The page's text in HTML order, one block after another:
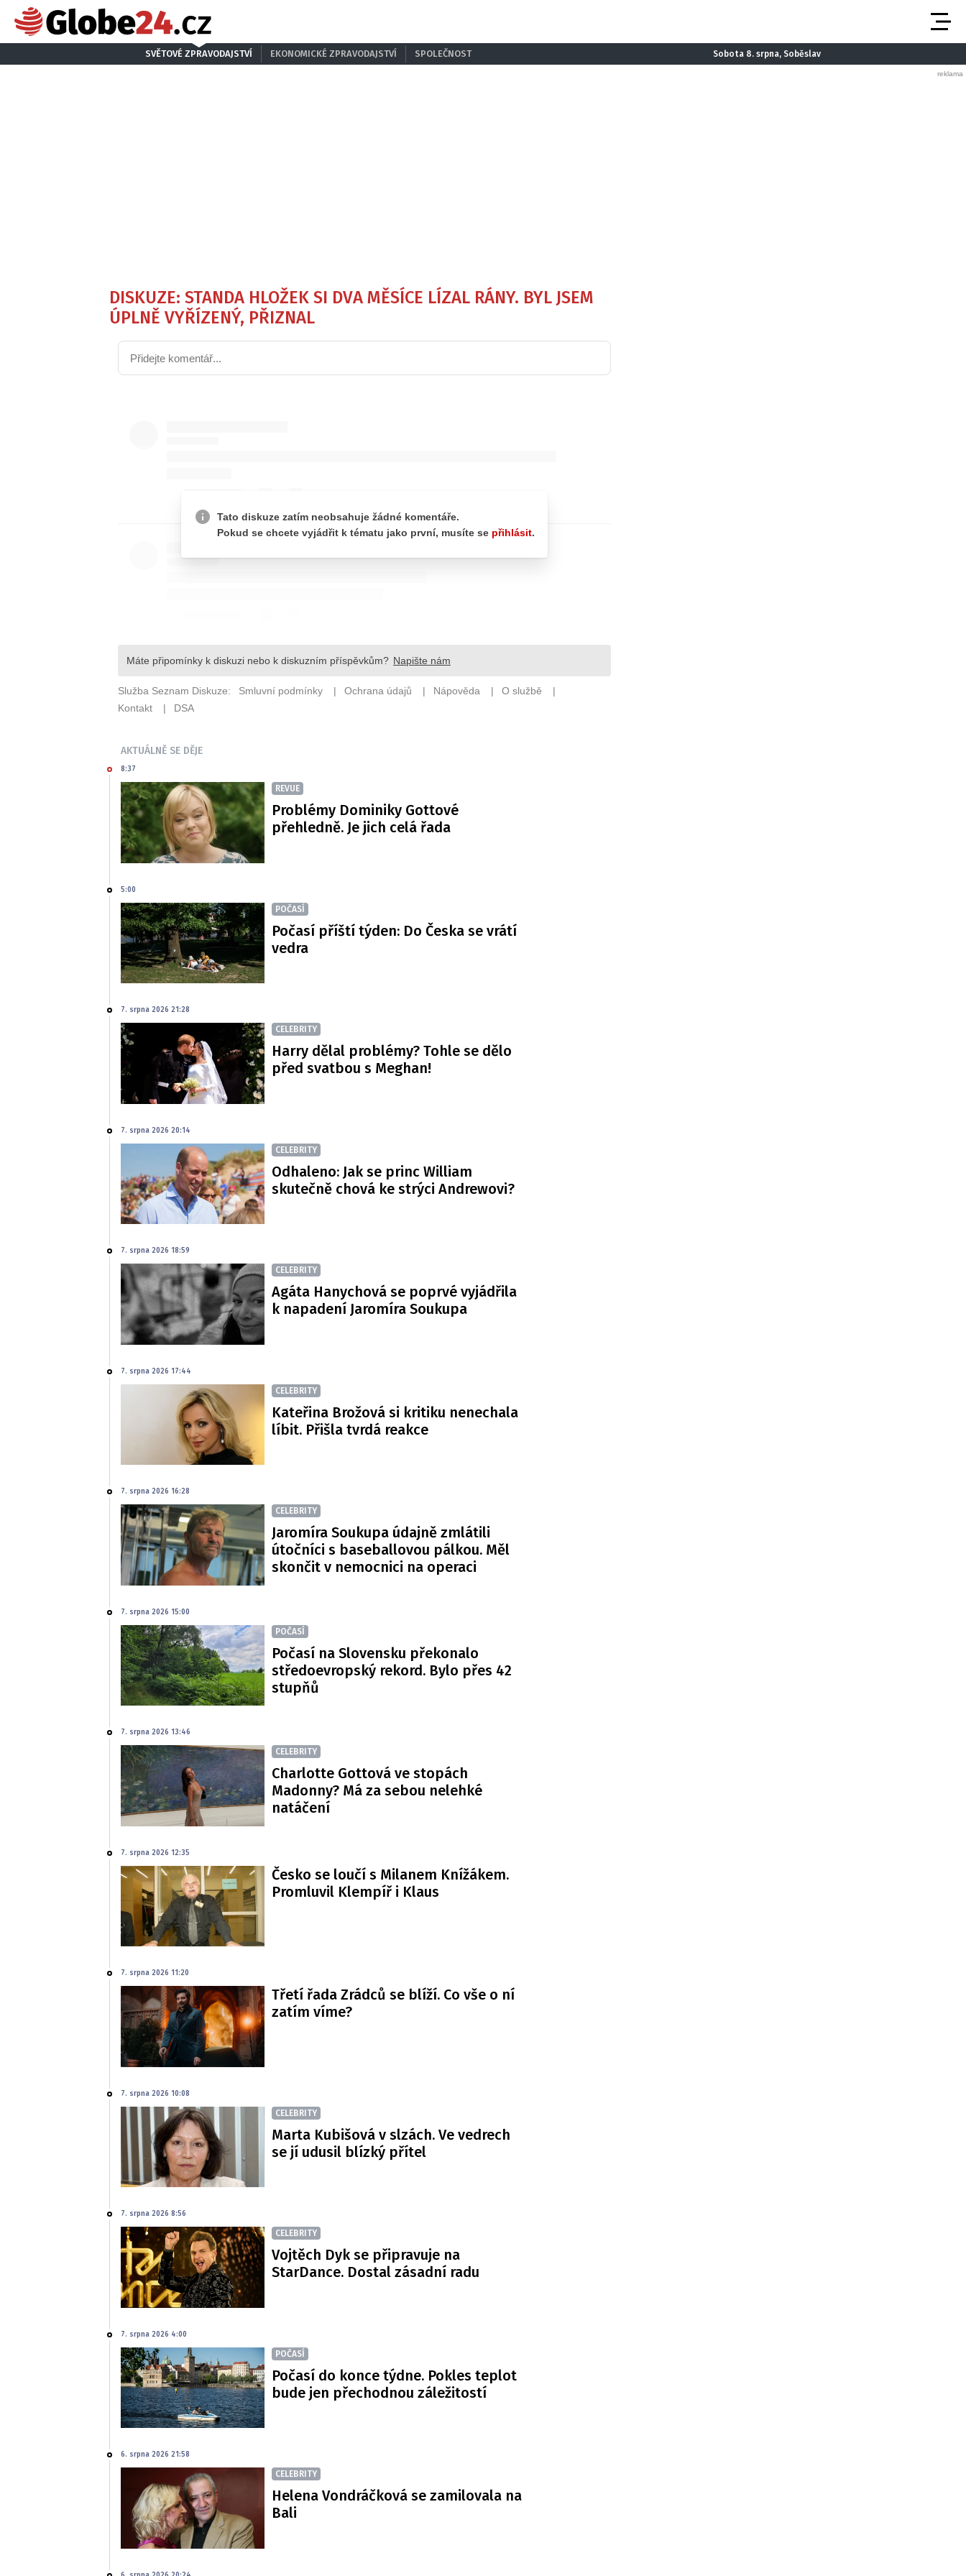
SVĚTOVÉ ZPRAVODAJSTVÍ EKONOMICKÉ ZPRAVODAJSTVÍ SPOLEČNOST Sobota 8. srpna, Soběslav
DISKUZE: STANDA HLOŽEK SI DVA MĚSÍCE LÍZAL RÁNY. BYL JSEM
ÚPLNĚ VYŘÍZENÝ, PŘIZNAL
AKTUÁLNĚ SE DĚJE
8:37
REVUE
Problémy Dominiky Gottové
přehledně. Je jich celá řada
5:00
POČASÍ
Počasí příští týden: Do Česka se vrátí
vedra
7. srpna 2026 21:28
CELEBRITY
Harry dělal problémy? Tohle se dělo
před svatbou s Meghan!
7. srpna 2026 20:14
CELEBRITY
Odhaleno: Jak se princ William
skutečně chová ke strýci Andrewovi?
7. srpna 2026 18:59
CELEBRITY
Agáta Hanychová se poprvé vyjádřila
k napadení Jaromíra Soukupa
7. srpna 2026 17:44
CELEBRITY
Kateřina Brožová si kritiku nenechala
líbit. Přišla tvrdá reakce
7. srpna 2026 16:28
CELEBRITY
Jaromíra Soukupa údajně zmlátili
útočníci s baseballovou pálkou. Měl
skončit v nemocnici na operaci
7. srpna 2026 15:00
POČASÍ
Počasí na Slovensku překonalo
středoevropský rekord. Bylo přes 42
stupňů
7. srpna 2026 13:46
CELEBRITY
Charlotte Gottová ve stopách
Madonny? Má za sebou nelehké
natáčení
7. srpna 2026 12:35
Česko se loučí s Milanem Knížákem.
Promluvil Klempíř i Klaus
7. srpna 2026 11:20
Třetí řada Zrádců se blíží. Co vše o ní
zatím víme?
7. srpna 2026 10:08
CELEBRITY
Marta Kubišová v slzách. Ve vedrech
se jí udusil blízký přítel
7. srpna 2026 8:56
CELEBRITY
Vojtěch Dyk se připravuje na
StarDance. Dostal zásadní radu
7. srpna 2026 4:00
POČASÍ
Počasí do konce týdne. Pokles teplot
bude jen přechodnou záležitostí
6. srpna 2026 21:58
CELEBRITY
Helena Vondráčková se zamilovala na
Bali